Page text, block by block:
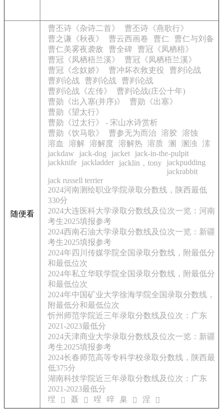
随便看
曹丕诗《杂诗二首》
曹丕诗《燕歌行》
曹之谦《秋夜》
曹云西画卷 曹仁
曹仁与刘备
曹仁美雾夜袭敌
曹全碑
曹冠《凤栖梧》
曹冠《凤栖梧兰溪》
曹冠《凤栖梧兰溪》
曹冠《念奴娇》
曹冲坏衣救吏役
曹刿论战
曹刿论战 曹刿论战 曹刿论战
曹刿论战《左传》
曹刿论战(庄公十年)
曹勋《出入塞(并序)》
曹勋《出塞》
曹勋《望太行》
曹勋《过太行》 - 宋山水诗赏析
曹勋《饮马歌》
曹参无为而治 溶胶 溶蚀
溶血
溶解 溶解度 溶解热 溶质 溷 溷浊
溹
jackdaw
jack-dog jacket
jack-in-the-pulpit
jackknife
jackladder jacklin，tony
jackpudding
jackrabbit
jack russell terrier
2024河南测绘职业学院录取分数线，陕西最低
330分
2024大连医科大学录取分数线及位次一览：河南
考生2025填报参考
2024西南石油大学录取分数线及位次一览：新疆
考生2025填报参考
2024年四川传媒学院全国录取分数线，附最低分
和最低位次
2024年私立华联学院全国录取分数线，附最低分
和最低位次
2024年中国矿业大学徐海学院全国录取分数线，
附最低分和最低位次
忻州师范学院近三年录取分数线及位次：广东
2021-2023最低分
2024天津商业大学录取分数线及位次一览：新疆
考生2025填报参考
2024长春师范高等专科学校录取分数线，陕西最
低375分
湖南科技学院近三年录取分数线及位次：广东
2021-2023最低分
㘿
𢬻 聂 𦯖 㖏 㖕 臬 𤭂 涅 𢰀